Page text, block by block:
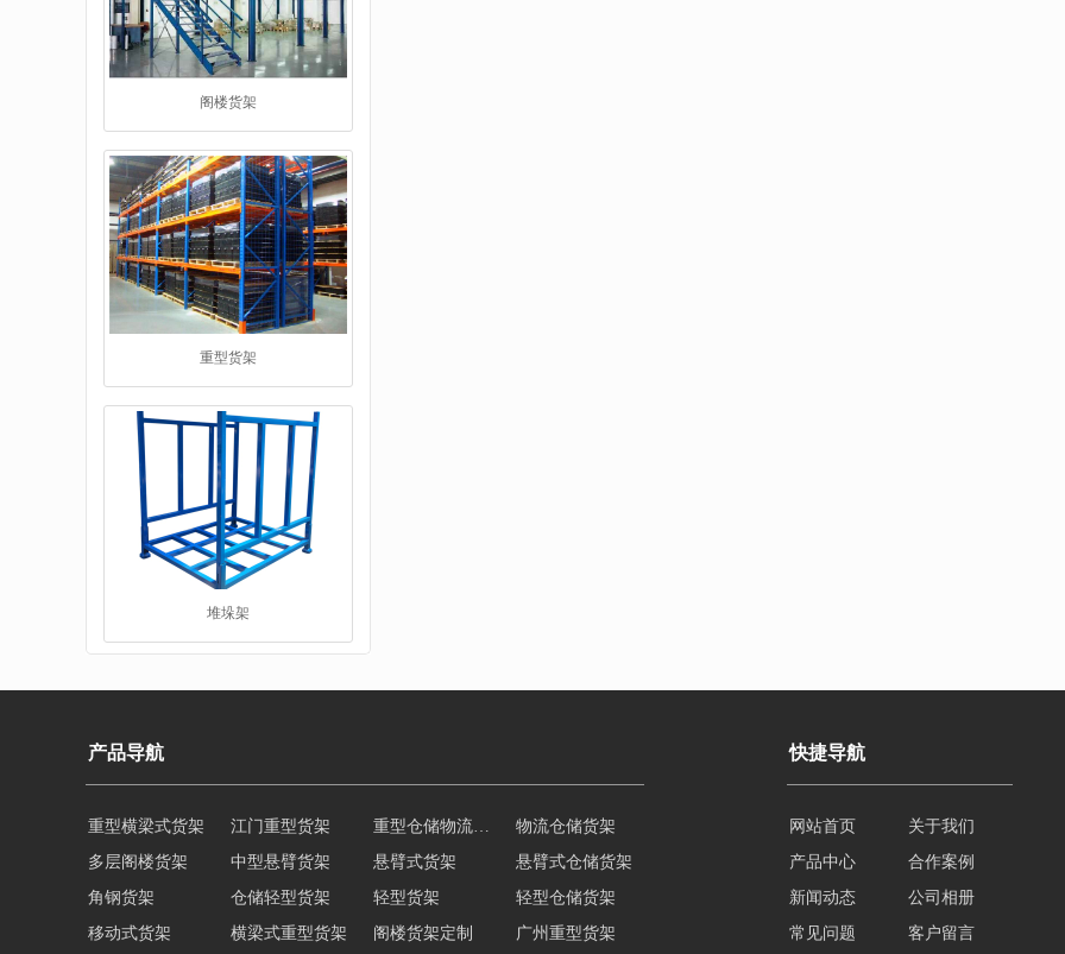
阁楼货架
重型货架
堆垛架
工字钢平台
产品导航
重型横梁式货架 江门重型货架 重型仓储物流货架
物流仓储货架
多层阁楼货架
中型悬臂货架 悬臂式货架
悬臂式仓储货架
角钢货架
仓储轻型货架 轻型货架
轻型仓储货架
移动式货架
横梁式重型货架 阁楼货架定制 广州重型货架
快捷导航
网站首页
关于我们
产品中心
合作案例
新闻动态
公司相册
常见问题
客户留言